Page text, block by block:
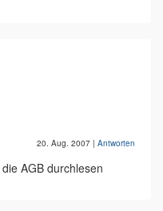
20. Aug. 2007 | Antworten
AGB durchlesen